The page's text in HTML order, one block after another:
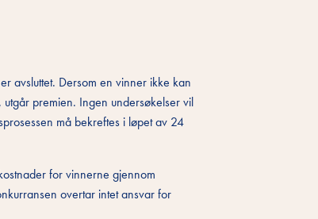
avsluttet. Dersom en vinner ikke kan
premien. Ingen undersøkelser vil
må bekreftes i løpet av 24
for vinnerne gjennom
overtar intet ansvar for